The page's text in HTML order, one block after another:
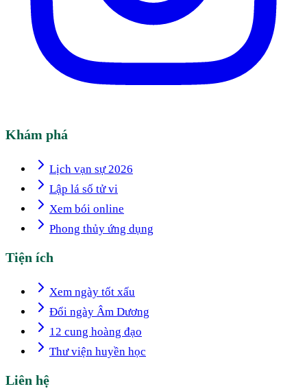
Khám phá
Lịch vạn sự 2026
Lập lá số tử vi
Xem bói online
Phong thủy ứng dụng
Tiện ích
Xem ngày tốt xấu
Đổi ngày Âm Dương
12 cung hoàng đạo
Thư viện huyền học
Liên hệ